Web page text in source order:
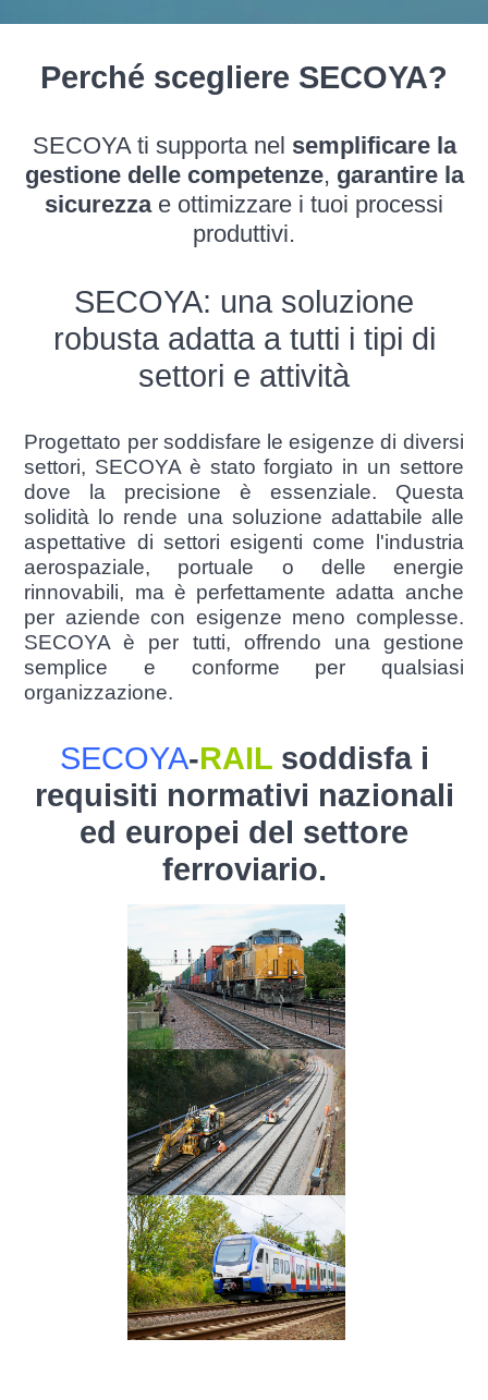
Perché scegliere SECOYA?
SECOYA ti supporta nel semplificare la
gestione delle competenze, garantire la
sicurezzae ottimizzare i tuoi processi
produttivi.
SECOYA: una soluzione
robusta adatta a tutti i tipi di
settori e attività
Progettato per soddisfare le esigenze di diversi
settori, SECOYA è stato forgiato in un settore
dove la precisione è essenziale. Questa
solidità lo rende una soluzione adattabile alle
aspettative di settori esigenti come l'industria
aerospaziale, portuale o delle energie
rinnovabili, ma è perfettamente adatta anche
per aziende con esigenze meno complesse.
SECOYA è per tutti, offrendo una gestione
semplice e conforme per qualsiasi
organizzazione.
SECOYA-RAILsoddisfa i
requisiti normativi nazionali
ed europei del settore
ferroviario.